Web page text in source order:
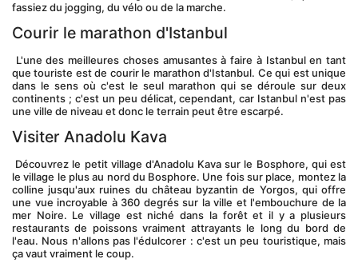
fassiez du jogging, du vélo ou de la marche.
Courir le marathon d'Istanbul
que touriste est de courir le marathon d'Istanbul. Ce qui est unique
dans le sens où c'est le seul marathon qui se déroule sur deux
continents ; c'est un peu délicat, cependant, car Istanbul n'est pas
une ville de niveau et donc le terrain peut être escarpé.
Visiter Anadolu Kava
le village le plus au nord du Bosphore. Une fois sur place, montez la
colline jusqu'aux ruines du château byzantin de Yorgos, qui offre
une vue incroyable à 360 degrés sur la ville et l'embouchure de la
mer Noire. Le village est niché dans la forêt et il y a plusieurs
restaurants de poissons vraiment attrayants le long du bord de
l'eau. Nous n'allons pas l'édulcorer : c'est un peu touristique, mais
ça vaut vraiment le coup.